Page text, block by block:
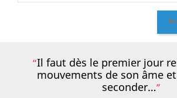
Il faut dès le premier jour
mouvements de son âme
seconder…